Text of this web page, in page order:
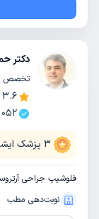
دکتر
تخصص
3.6
3 پزشک
فلوشیپ جراحی
نوبت‌دهی مطب